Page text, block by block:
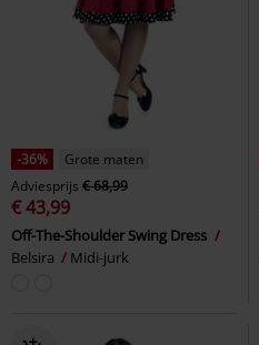
-36%
Grote maten
Adviesprijs € 68,99
€ 43,99
Off-The-Shoulder Swing Dress
Belsira
Midi-jurk